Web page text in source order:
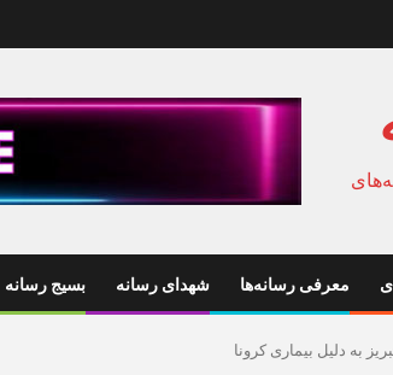
معرفی رسانه‌ها شهدای رسانه بسیج رسانه
به دلیل بیماری کرونا